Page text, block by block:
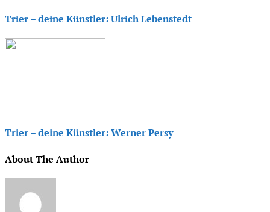
Trier – deine Künstler: Ulrich Lebenstedt
Trier – deine Künstler: Werner Persy
About The Author